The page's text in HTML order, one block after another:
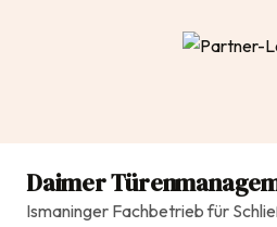
Daimer
Ismaninger Fachbetrieb für